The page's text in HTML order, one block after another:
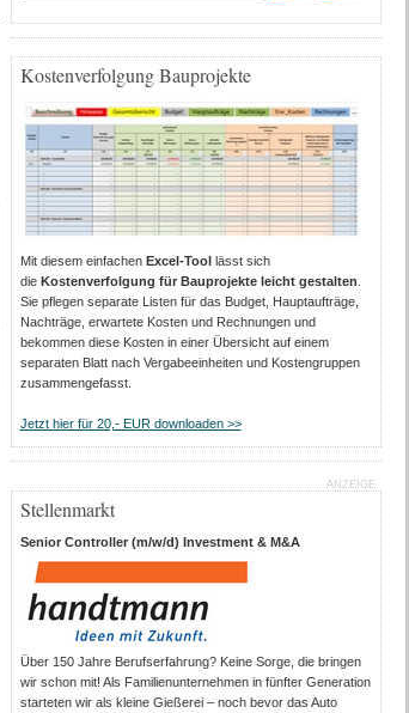
Kostenverfolgung Bauprojekte
Mit diesem einfachen Excel-Toollässt sich
die Kostenverfolgung für Bauprojekte leicht gestalten
Sie pflegen separate Listen für das Budget, Hauptaufträge,
Nachträge, erwartete Kosten und Rechnungen und
bekommen diese Kosten in einer Übersicht auf einem
separaten Blatt nach Vergabeeinheiten und Kostengruppen
zusammengefasst.
Jetzt hier für 20,- EUR downloaden >>
ANZEIGE
Stellenmarkt
Senior Controller (m/w/d) Investment & M&A
Über 150 Jahre Berufserfahrung? Keine Sorge, die bringen
wir schon mit! Als Familienunternehmen in fünfter Generation
starteten wir als kleine Gießerei – noch bevor das Auto